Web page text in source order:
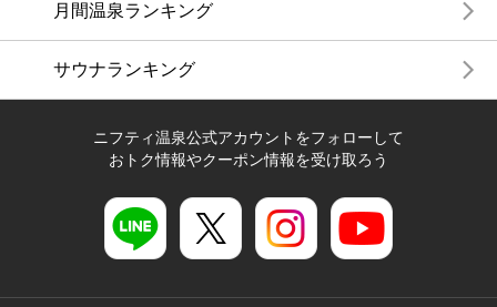
月間温泉ランキング
サウナランキング
ニフティ温泉公式アカウントをフォローして
おトク情報やクーポン情報を受け取ろう